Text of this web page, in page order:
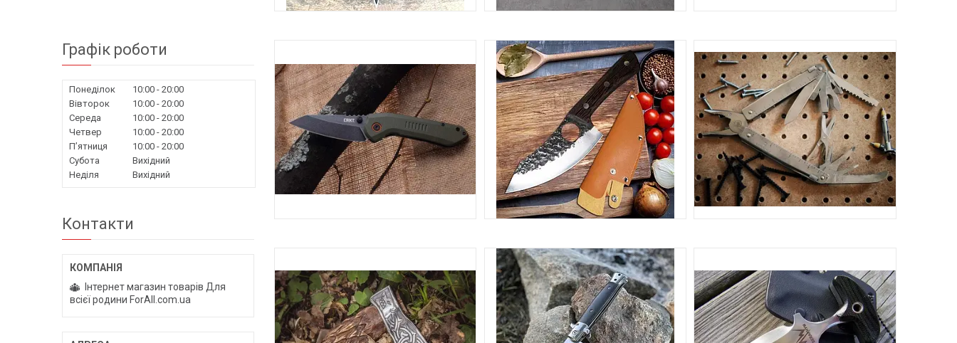
Графік роботи
Понеділок 10:00
20:00
Вівторок
10:00
20:00
Середа
10:00
20:00
Четвер
10:00
20:00
Пʼятниця
10:00
20:00
Субота
Вихідний
Неділя
Вихідний
Контакти
Інтернет магазин товарів Для
всієї родини ForAll.com.ua